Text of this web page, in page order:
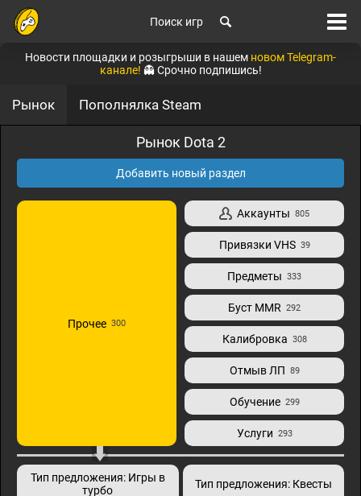
Поиск игр
Новости площадки и розыгрыши в нашем новом Telegram-
канале! 👻 Срочно подпишись!
Рынок Пополнялка Steam
Рынок Dota 2
Добавить новый раздел
Прочее 300
Аккаунты 805
Привязки VHS 39
Предметы 333
Буст MMR 292
Калибровка 308
Отмыв ЛП 89
Обучение 299
Услуги 293
Тип предложения: Игры в
турбо
Тип предложения: Квесты